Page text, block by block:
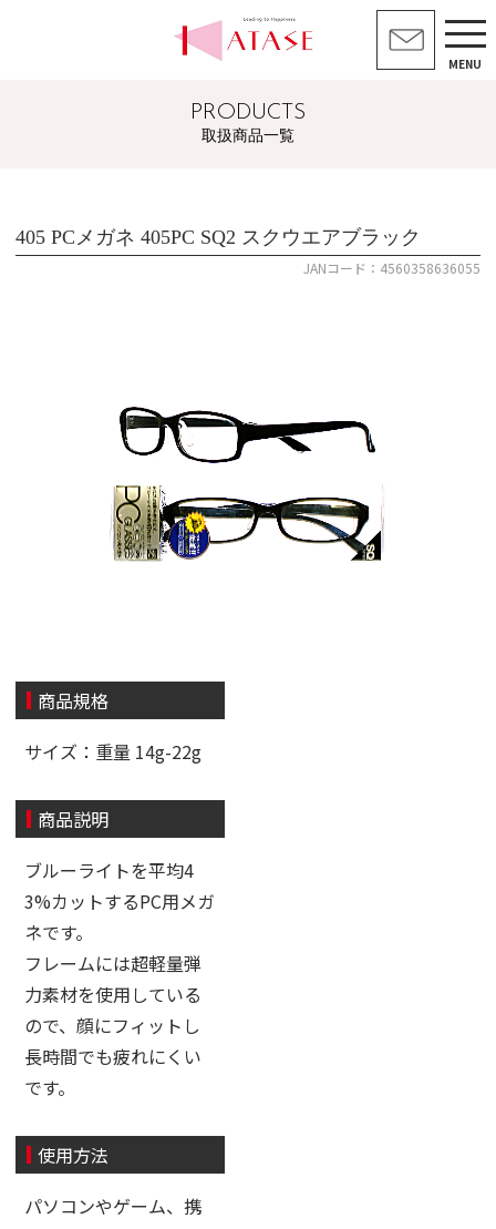
MENU
PRODUCTS
取扱商品一覧
405 PCメガネ 405PC SQ2 スクウエアブラック
JANコード：4560358636055
商品規格
サイズ：重量 14g-22g
商品説明
ブルーライトを平均4
3%カットするPC用メガ
ネです。
フレームには超軽量弾
力素材を使用している
ので、顔にフィットし
長時間でも疲れにくい
です。
使用方法
パソコンやゲーム、携